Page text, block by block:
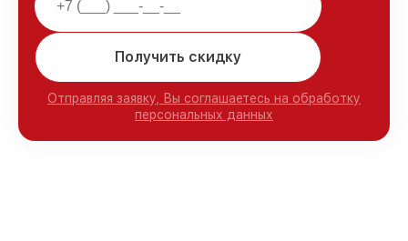
Получить скидку
Отправляя заявку, Вы соглашаетесь на обработку
персональных данных